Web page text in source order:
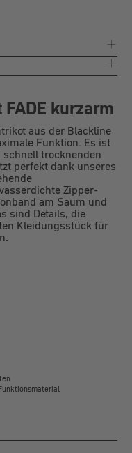
kurzarm
aus der Blackline
Funktion. Es ist
trocknenden
perfekt dank unseres
Zipper-
am Saum und
sind Details, die
Kleidungsstück für